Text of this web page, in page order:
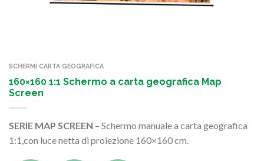
SCHERMI CARTA GEOGRAFICA
160×160 1:1 Schermo a carta geografica Map
Screen
SERIE MAP SCREEN – Schermo manuale a carta geografica
1:1,con luce netta di proiezione 160×160 cm.